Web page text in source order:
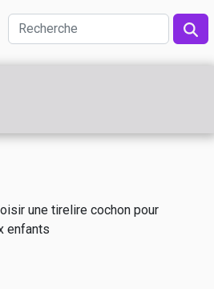
une tirelire cochon pour
enfants